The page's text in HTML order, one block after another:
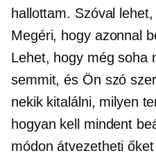
hallottam. Szóval
Megéri, hogy azonnal
Lehet, hogy még soha
semmit, és Ön szó
nekik kitalálni, milyen
hogyan kell mindent
módon átvezetheti